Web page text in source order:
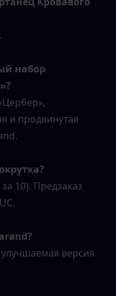
набор
и продвинутая
10). Предзаказ
версия